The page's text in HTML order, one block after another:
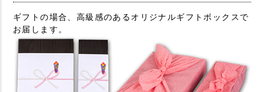
ギフトの場合、高級感のあるオリジナルギフトボックスで
お届します。